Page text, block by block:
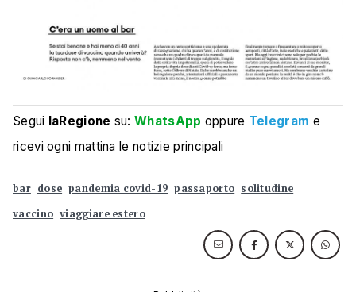
Segui laRegione su:WhatsApp oppure Telegram e
ricevi ogni mattina le notizie principali
bar dose pandemia covid-19 passaporto solitudine
vaccino viaggiare estero